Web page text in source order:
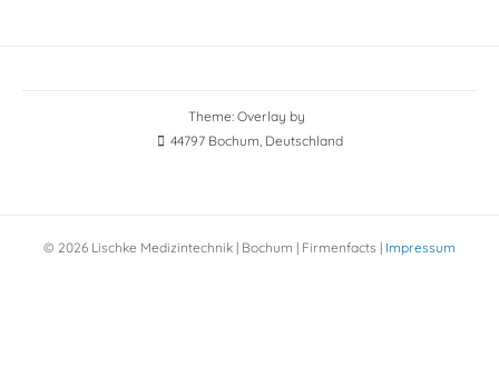
Theme: Overlay by
44797 Bochum, Deutschland
© 2026 Lischke Medizintechnik | Bochum | Firmenfacts | Impressum